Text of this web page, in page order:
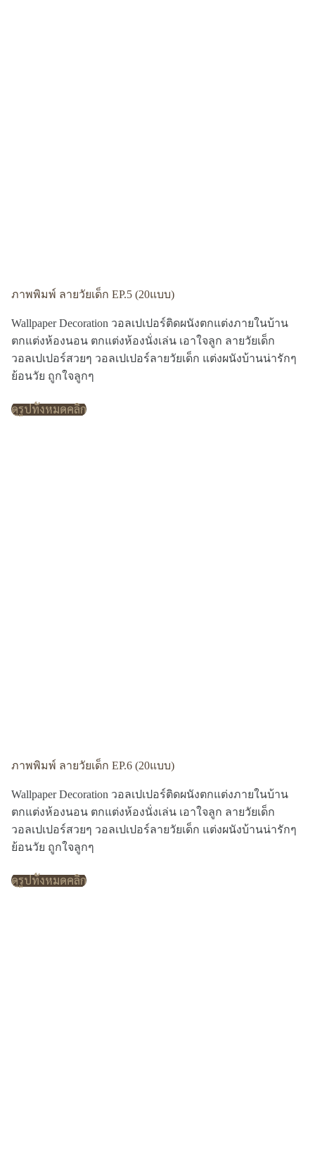
ภาพพิมพ์ ลายวัยเด็ก EP.5 (20แบบ)
Wallpaper Decoration วอลเปเปอร์ติดผนังตกแต่งภายในบ้าน
ตกแต่งห้องนอน ตกแต่งห้องนั่งเล่น เอาใจลูก ลายวัยเด็ก
วอลเปเปอร์สวยๆ วอลเปเปอร์ลายวัยเด็ก แต่งผนังบ้านน่ารักๆ
ย้อนวัย ถูกใจลูกๆ
ดูรูปทั้งหมดคลิก
ภาพพิมพ์ ลายวัยเด็ก EP.6 (20แบบ)
Wallpaper Decoration วอลเปเปอร์ติดผนังตกแต่งภายในบ้าน
ตกแต่งห้องนอน ตกแต่งห้องนั่งเล่น เอาใจลูก ลายวัยเด็ก
วอลเปเปอร์สวยๆ วอลเปเปอร์ลายวัยเด็ก แต่งผนังบ้านน่ารักๆ
ย้อนวัย ถูกใจลูกๆ
ดูรูปทั้งหมดคลิก